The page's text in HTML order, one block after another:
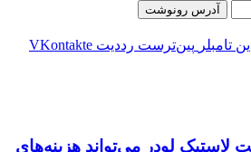
آدرس رونوشت
‫تامبلر ‫پین‌ترست ‫رددیت ‫VKontakte
لاستیک لودر می‌تواند هزینه‌های